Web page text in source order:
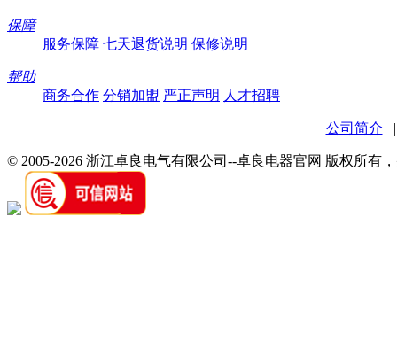
保障
服务保障 七天退货说明 保修说明
帮助
商务合作 分销加盟 严正声明 人才招聘
公司简介
© 2005-2026 浙江卓良电气有限公司--卓良电器官网 版权所有